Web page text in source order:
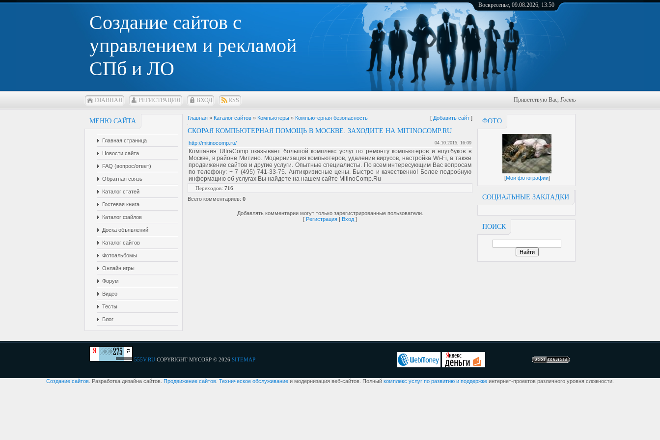
Создание сайтов с
управлением и рекламой
СПб и ЛО
Воскресенье, 09.08.2026, 13:50
ГЛАВНАЯ РЕГИСТРАЦИЯ ВХОД RSS Приветствую Вас, Гость
МЕНЮ САЙТА
Главная страница
Новости сайта
FAQ (вопрос/ответ)
Обратная связь
Каталог статей
Гостевая книга
Каталог файлов
Доска объявлений
Каталог сайтов
Фотоальбомы
Онлайн игры
Форум
Видео
Тесты
Блог
ФОТО
[Мои фотографии]
СОЦИАЛЬНЫЕ ЗАКЛАДКИ
ПОИСК
Главная » Каталог сайтов » Компьютеры » Компьютерная безопасность [ Добавить сайт ]
СКОРАЯ КОМПЬЮТЕРНАЯ ПОМОЩЬ В МОСКВЕ. ЗАХОДИТЕ НА MITINOCOMP.RU
http://mitinocomp.ru/ 04.10.2015, 16:09
Компания UltraComp оказывает большой комплекс услуг по ремонту компьютеров и ноутбуков в
Москве, в районе Митино. Модернизация компьютеров, удаление вирусов, настройка Wi-Fi, а также
продвижение сайтов и другие услуги. Опытные специалисты. По всем интересующим Вас вопросам
по телефону: + 7 (495) 741-33-75. Антикризисные цены. Быстро и качественно! Более подробную
информацию об услугах Вы найдете на нашем сайте MitinoComp.Ru
Переходов: 716
Всего комментариев: 0
Добавлять комментарии могут только зарегистрированные пользователи.
[ Регистрация | Вход ]
555V.RU COPYRIGHT MYCORP © 2026 SITEMAP
Создание сайтов . Разработка дизайна сайтов. Продвижение сайтов Техническое обслуживание и модернизация веб-сайтов. Полный комплекс услуг по развитию и поддержке интернет-проектов различного уровня сложности.